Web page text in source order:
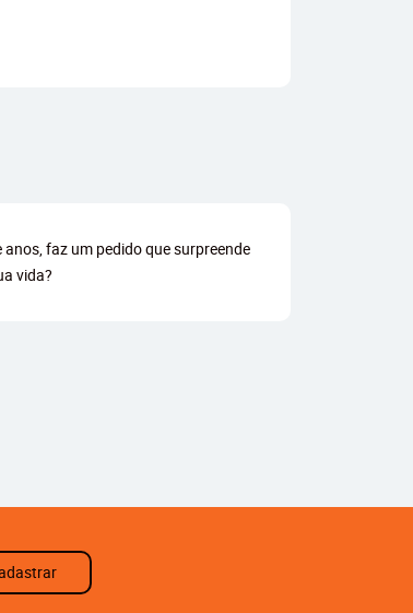
faz um pedido que surpreende
vida?